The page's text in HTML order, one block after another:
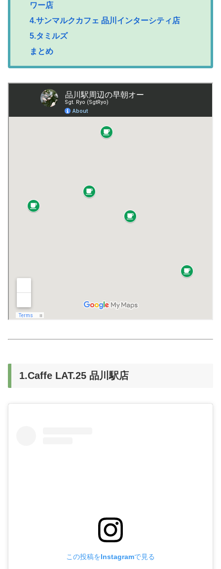
ワー店
4.サンマルクカフェ 品川インターシティ店
5.タミルズ
まとめ
1.Caffe LAT.25 品川駅店
この投稿をInstagramで見る